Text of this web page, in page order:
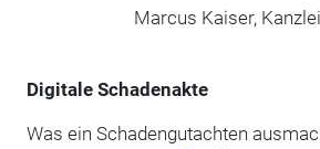
Marcus Kaiser,
Digitale Schadenakte
Was ein Schadengutachten